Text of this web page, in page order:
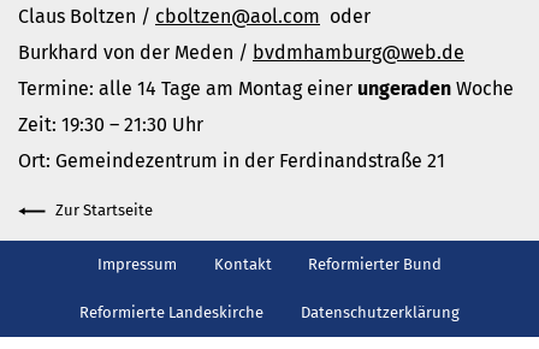
Claus Boltzen / cboltzen@aol.com oder
Burkhard von der Meden / bvdmhamburg@web.de
Termine: alle 14 Tage am Montag einer ungeraden Woche
Zeit: 19:30 – 21:30 Uhr
Ort: Gemeindezentrum in der Ferdinandstraße 21
Zur Startseite
Impressum Kontakt Reformierter Bund
Reformierte Landeskirche Datenschutzerklärung